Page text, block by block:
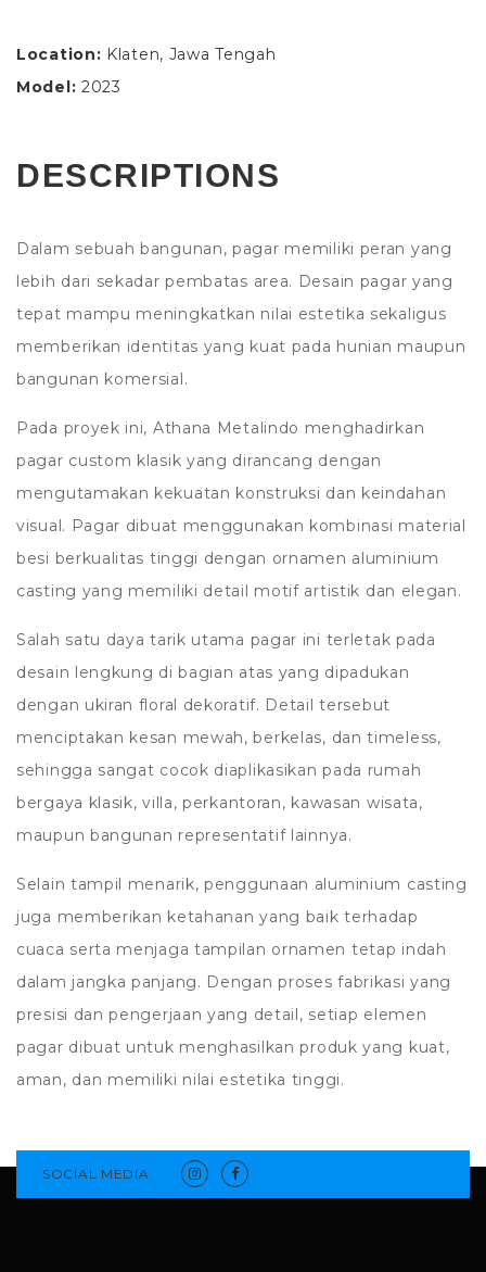
Location: Klaten, Jawa Tengah
Model: 2023
DESCRIPTIONS
Dalam sebuah bangunan, pagar memiliki peran yang
lebih dari sekadar pembatas area. Desain pagar yang
tepat mampu meningkatkan nilai estetika sekaligus
memberikan identitas yang kuat pada hunian maupun
bangunan komersial.
Pada proyek ini, Athana Metalindo menghadirkan
pagar custom klasik yang dirancang dengan
mengutamakan kekuatan konstruksi dan keindahan
visual. Pagar dibuat menggunakan kombinasi material
besi berkualitas tinggi dengan ornamen aluminium
casting yang memiliki detail motif artistik dan elegan.
Salah satu daya tarik utama pagar ini terletak pada
desain lengkung di bagian atas yang dipadukan
dengan ukiran floral dekoratif. Detail tersebut
menciptakan kesan mewah, berkelas, dan timeless,
sehingga sangat cocok diaplikasikan pada rumah
bergaya klasik, villa, perkantoran, kawasan wisata,
maupun bangunan representatif lainnya.
Selain tampil menarik, penggunaan aluminium casting
juga memberikan ketahanan yang baik terhadap
cuaca serta menjaga tampilan ornamen tetap indah
dalam jangka panjang. Dengan proses fabrikasi yang
presisi dan pengerjaan yang detail, setiap elemen
pagar dibuat untuk menghasilkan produk yang kuat,
aman, dan memiliki nilai estetika tinggi.
SOCIAL MEDIA